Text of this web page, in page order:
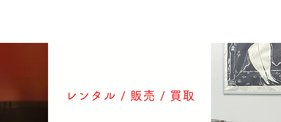
レンタル / ​販売 / 買取